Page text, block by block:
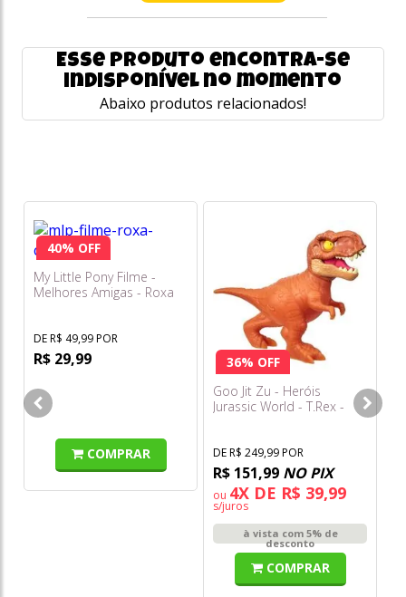
Esse produto encontra-se
indisponível no momento
Abaixo produtos relacionados!
40% OFF
My Little Pony Filme -
Melhores Amigas - Roxa
DE R$ 49,99 POR
R$ 29,99
COMPRAR
36% OFF
Goo Jit Zu - Heróis
Jurassic World - T.Rex -
DE R$ 249,99 POR
R$ 151,99 NO PIX
ou 4X DE R$ 39,99
s/juros
à vista com 5% de
desconto
COMPRAR